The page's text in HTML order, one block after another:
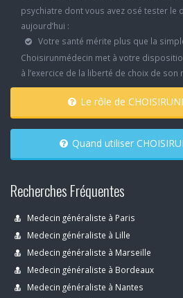
psychiatre dont vous avez osé tester le
aujourd’hui :
Votre santé mérite plus que la
Choisirunmédecin met à votre
à l’exercice de la liberté de choix de son
Le rôle de
Quand utiliser
Recherches Fréquentes
Medecin généraliste à Paris
Medecin généraliste à Lille
Medecin généraliste à Marseille
Medecin généraliste à Bordeaux
Medecin généraliste à Nantes